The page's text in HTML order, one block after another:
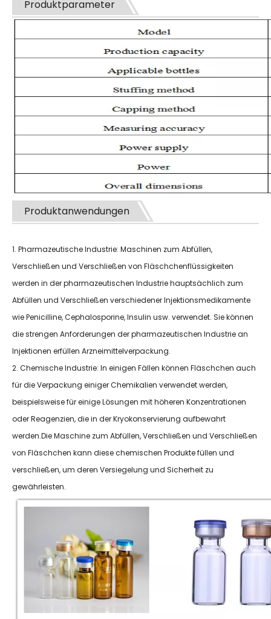
Produktparameter
Produktanwendungen
1. Pharmazeutische Industrie: Maschinen zum Abfüllen,
Verschließen und Verschließen von Fläschchenflüssigkeiten
werden in der pharmazeutischen Industrie hauptsächlich zum
Abfüllen und Verschließen verschiedener Injektionsmedikamente
wie Penicilline, Cephalosporine, Insulin usw. verwendet. Sie können
die strengen Anforderungen der pharmazeutischen Industrie an
Injektionen erfüllen Arzneimittelverpackung.
2. Chemische Industrie: In einigen Fällen können Fläschchen auch
für die Verpackung einiger Chemikalien verwendet werden,
beispielsweise für einige Lösungen mit höheren Konzentrationen
oder Reagenzien, die in der Kryokonservierung aufbewahrt
werden.Die Maschine zum Abfüllen, Verschließen und Verschließen
von Fläschchen kann diese chemischen Produkte füllen und
verschließen, um deren Versiegelung und Sicherheit zu
gewährleisten.